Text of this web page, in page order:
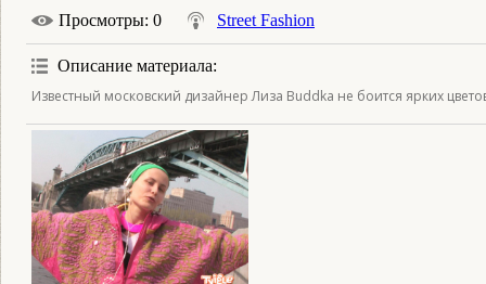
Просмотры: 0 Street Fashion
Описание материала:
Известный московский дизайнер Лиза Buddka не боится ярких